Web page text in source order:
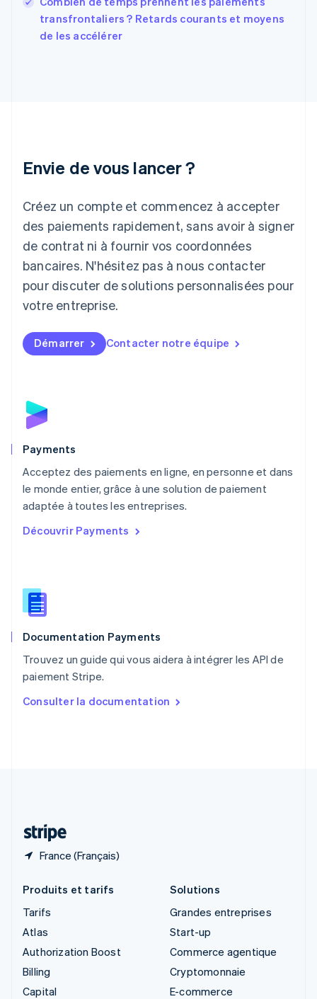
transfrontaliers ? Retards courants et moyens
de les accélérer
Envie de vous lancer ?
Créez un compte et commencez à accepter
des paiements rapidement, sans avoir à signer
de contrat ni à fournir vos coordonnées
bancaires. N'hésitez pas à nous contacter
pour discuter de solutions personnalisées pour
votre entreprise.
Démarrer Contacter notre équipe
Payments
Acceptez des paiements en ligne, en personne et dans
le monde entier, grâce à une solution de paiement
adaptée à toutes les entreprises.
Découvrir Payments
Documentation Payments
Trouvez un guide qui vous aidera à intégrer les API de
paiement Stripe.
Consulter la documentation
France (Français)
English
Grèce
Japon
Lettonie
English
Liechtenstein
DeutschEnglish
Lituanie
Luxembourg
FrançaisDeutschEnglish
English简体中文
Malte
Norvège
English
English
NederlandsEnglish
Pologne
English
PortuguêsEnglish
English
Roumanie
Royaume-Uni
Singapour
English 简体中文
English
Produits et tarifs
Tarifs
Atlas
Authorization Boost
Billing
Capital
Solutions
Grandes entreprises
Start-up
Commerce agentique
Cryptomonnaie
E-commerce